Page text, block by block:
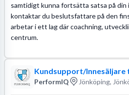
samtidigt kunna fortsätta satsa på din
kontaktar du beslutsfattare på den
arbetar i ett lag där coachning,
centrum.
Kundsupport/Innesäljare
PerformIQ Jönköping,